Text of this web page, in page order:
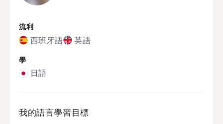
流利
西班牙語 英語
學
日語
我的語言學習目標